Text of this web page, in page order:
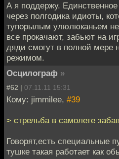
А я поддержу.
через полгодика идиоты,
тупорылым улюлюканьем
все прокачают, забьют на
дяди смогут в полной мере
режимом.
Осцилограф »
#62 | 07.11.11 15:31
Кому: jimmilee, #39
> стрельба в самолете
Говорят,есть специальные
тушке такая работает как